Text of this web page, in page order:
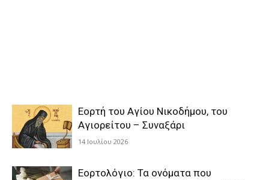
Εορτή του Αγίου Νικοδήμου, του
Αγιορείτου – Συναξάρι
14 Ιουλίου 2026
Εορτολόγιο: Τα ονόματα που